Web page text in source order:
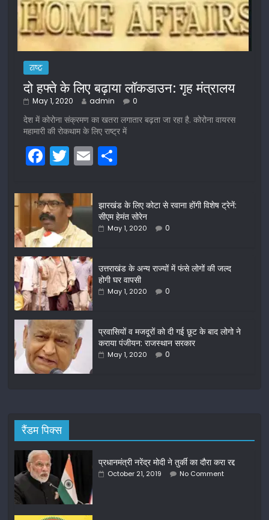
राष्ट्र
दो हफ्ते के लिए बढ़ाया लॉकडाउन: गृह मंत्रालय
May 1, 2020 admin 0
देश में कोरोना संक्रमण का खतरा लगातार बढ़ता जा रहा है. कोरोना वायरस
महामारी की रोकथाम के लिए राष्ट्र में
F
a
c
e
b
o
o
k
T
w
itt
er
E
m
ar
e
झारखंड के लिए कोटा से रवाना होंगी विशेष ट्रेनें:
सीएम हेमंत सोरेन
May 1, 2020 0
उत्तराखंड के अन्य राज्यों में फंसे लोगों की जल्द
होगी घर वापसी
May 1, 2020 0
प्रवासियों व मजदूरों को दी गई छूट के बाद लोगो ने
कराया पंजीयन: राजस्थान सरकार
May 1, 2020 0
रैंडम पिक्स
प्रधानमंत्री नरेंद्र मोदी ने तुर्की का दौरा करा रद्द
October 21, 2019 No Comment